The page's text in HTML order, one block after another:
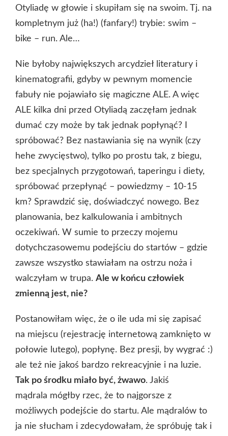
Otyliadę w głowie i skupiłam się na swoim. Tj. na
kompletnym już (ha!) (fanfary!) trybie: swim –
bike – run. Ale…
Nie byłoby największych arcydzieł literatury i
kinematografii, gdyby w pewnym momencie
fabuły nie pojawiało się magiczne ALE. A więc
ALE kilka dni przed Otyliadą zaczęłam jednak
dumać czy może by tak jednak popłynąć? I
spróbować? Bez nastawiania się na wynik (czy
hehe zwycięstwo), tylko po prostu tak, z biegu,
bez specjalnych przygotowań, taperingu i diety,
spróbować przepłynąć – powiedzmy – 10-15
km? Sprawdzić się, doświadczyć nowego. Bez
planowania, bez kalkulowania i ambitnych
oczekiwań. W sumie to przeczy mojemu
dotychczasowemu podejściu do startów – gdzie
zawsze wszystko stawiałam na ostrzu noża i
walczyłam w trupa. Ale w końcu człowiek
zmienną jest, nie?
Postanowiłam więc, że o ile uda mi się zapisać
na miejscu (rejestrację internetową zamknięto w
połowie lutego), popłynę. Bez presji, by wygrać :)
ale też nie jakoś bardzo rekreacyjnie i na luzie.
Tak po środku miało być, żwawo. Jakiś
mądrala mógłby rzec, że to najgorsze z
możliwych podejście do startu. Ale mądralów to
ja nie słucham i zdecydowałam, że spróbuję tak i